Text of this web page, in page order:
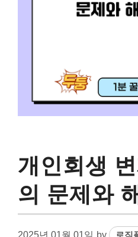
개인회생
의 문제와
2025년 01월 01일 by